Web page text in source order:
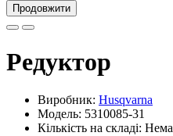
Продовжити
Редуктор
Виробник: Husqvarna
Модель: 5310085-31
Кількість на складі: